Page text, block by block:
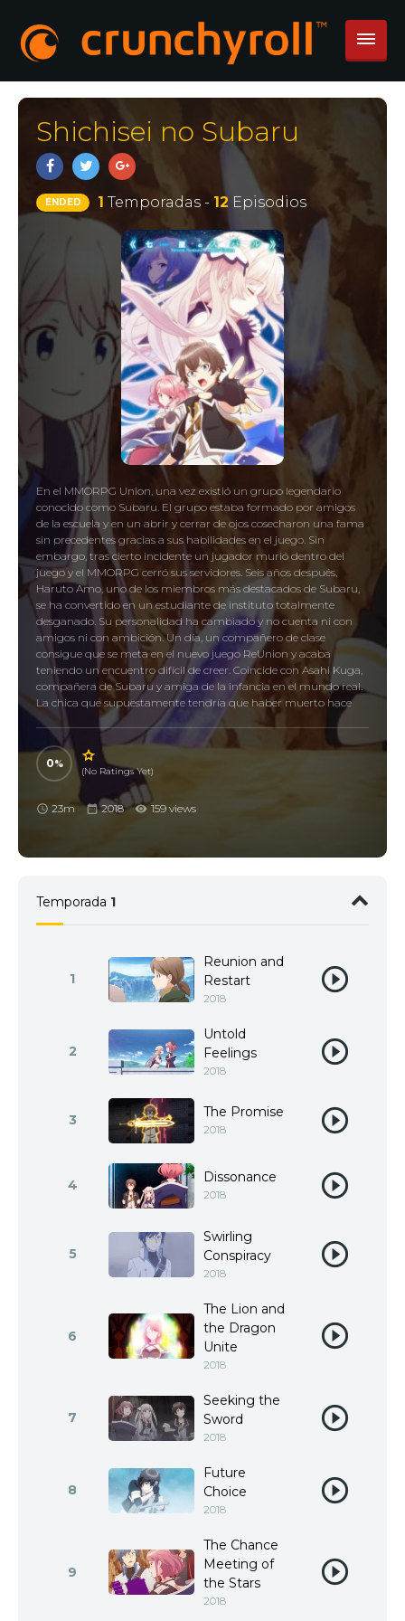
Shichisei no Subaru
ENDED 1 Temporadas - 12 Episodios
En el MMORPG Union, una vez existió un grupo legendario
conocido como Subaru. El grupo estaba formado por amigos
de la escuela y en un abrir y cerrar de ojos cosecharon una fama
sin precedentes gracias a sus habilidades en el juego. Sin
embargo, tras cierto incidente un jugador murió dentro del
juego y el MMORPG cerró sus servidores. Seis años después,
Haruto Amo, uno de los miembros más destacados de Subaru,
se ha convertido en un estudiante de instituto totalmente
desganado. Su personalidad ha cambiado y no cuenta ni con
amigos ni con ambición. Un día, un compañero de clase
consigue que se meta en el nuevo juego ReUnion y acaba
teniendo un encuentro difícil de creer. Coincide con Asahi Kuga,
compañera de Subaru y amiga de la infancia en el mundo real.
La chica que supuestamente tendría que haber muerto hace
seis años estaba allí.
0
(No Ratings Yet)
23m 2018 159 views
Temporada 1
1
Reunion and
Restart
2018
2
Untold
Feelings
2018
3 The Promise
2018
4 Dissonance
2018
5
Swirling
Conspiracy
2018
6
The Lion and
the Dragon
Unite
2018
7
Seeking the
Sword
2018
8
Future
Choice
2018
9
The Chance
Meeting of
the Stars
2018